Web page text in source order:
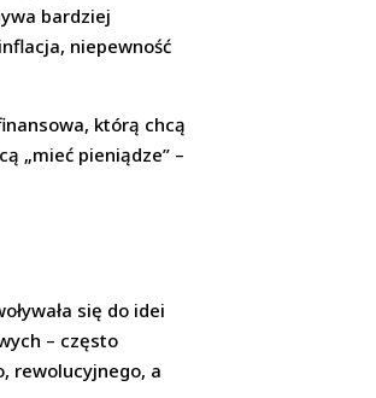
bardziej
niepewność
którą chcą
„mieć pieniądze” –
się do idei
– często
rewolucyjnego, a